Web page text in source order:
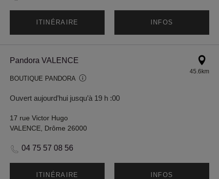
ITINÉRAIRE INFOS
Pandora VALENCE
BOUTIQUE PANDORA
Ouvert aujourd’hui jusqu’à 19 h :00
45.6km
17 rue Victor Hugo
VALENCE, Drôme 26000
04 75 57 08 56
ITINÉRAIRE INFOS